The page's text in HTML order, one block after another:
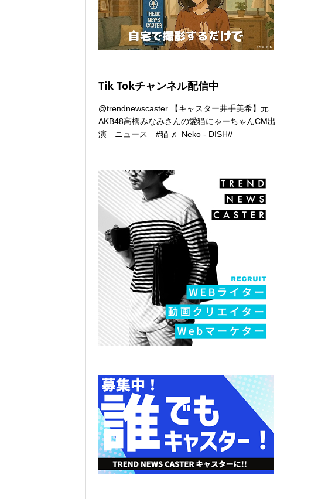
Tik Tokチャンネル配信中
@trendnewscaster 【キャスター井手美希】元
AKB48高橋みなみさんの愛猫にゃーちゃんCM出
演 ニュース#猫 ♬ Neko - DISH//